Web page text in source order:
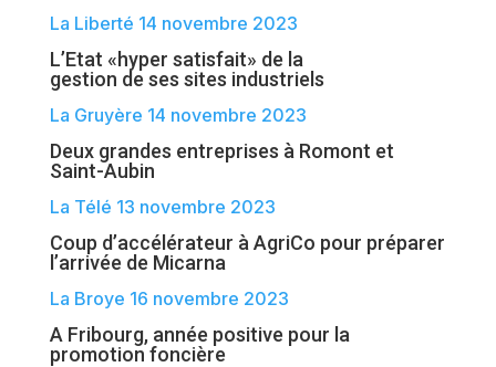
La Liberté 14 novembre 2023
L’Etat «hyper satisfait» de la
gestion de ses sites industriels
La Gruyère 14 novembre 2023
Deux grandes entreprises à Romont et
Saint-Aubin
La Télé 13 novembre 2023
Coup d’accélérateur à AgriCo pour préparer
l’arrivée de Micarna
La Broye 16 novembre 2023
A Fribourg, année positive pour la
promotion foncière